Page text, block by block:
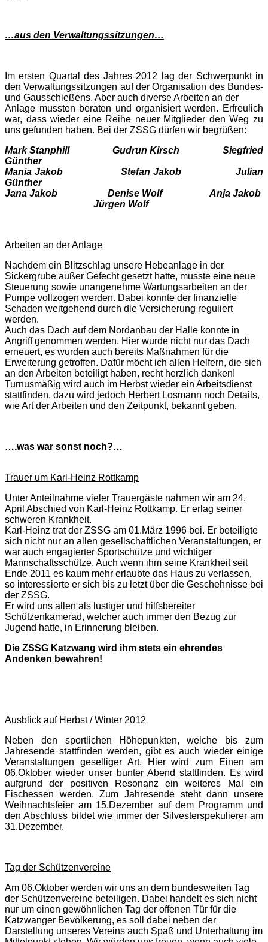
…aus den Verwaltungssitzungen…
Im ersten Quartal des Jahres 2012 lag der Schwerpunkt in
den Verwaltungssitzungen auf der Organisation des Bundes-
und Gausschießens. Aber auch diverse Arbeiten an der
Anlage mussten beraten und organisiert werden. Erfreulich
war, dass wieder eine Reihe neuer Mitglieder den Weg zu
uns gefunden haben. Bei der ZSSG dürfen wir begrüßen:
Mark Stanphill Gudrun Kirsch
Siegfried
Günther
Mania Jakob
Stefan Jakob
Julian
Günther
Jana Jakob
Denise Wolf
Anja Jakob
Jürgen Wolf
Arbeiten an der Anlage
Nachdem ein Blitzschlag unsere Hebeanlage in der
Sickergrube außer Gefecht gesetzt hatte, musste eine neue
Steuerung sowie unangenehme Wartungsarbeiten an der
Pumpe vollzogen werden. Dabei konnte der finanzielle
Schaden weitgehend durch die Versicherung reguliert
werden.
Auch das Dach auf dem Nordanbau der Halle konnte in
Angriff genommen werden. Hier wurde nicht nur das Dach
erneuert, es wurden auch bereits Maßnahmen für die
Erweiterung getroffen. Dafür möcht ich allen Helfern, die sich
an den Arbeiten beteiligt haben, recht herzlich danken!
Turnusmäßig wird auch im Herbst wieder ein Arbeitsdienst
stattfinden, dazu wird jedoch Herbert Losmann noch Details,
wie Art der Arbeiten und den Zeitpunkt, bekannt geben.
….was war sonst noch?…
Trauer um Karl-Heinz Rottkamp
Unter Anteilnahme vieler Trauergäste nahmen wir am 24.
April Abschied von Karl-Heinz Rottkamp. Er erlag seiner
schweren Krankheit.
Karl-Heinz trat der ZSSG am 01.März 1996 bei. Er beteiligte
sich nicht nur an allen gesellschaftlichen Veranstaltungen, er
war auch engagierter Sportschütze und wichtiger
Mannschaftsschütze. Auch wenn ihm seine Krankheit seit
Ende 2011 es kaum mehr erlaubte das Haus zu verlassen,
so interessierte er sich bis zu letzt über die Geschehnisse bei
der ZSSG.
Er wird uns allen als lustiger und hilfsbereiter
Schützenkamerad, welcher auch immer den Bezug zur
Jugend hatte, in Erinnerung bleiben.
Die ZSSG Katzwang wird ihm stets ein ehrendes
Andenken bewahren!
Ausblick auf Herbst / Winter 2012
Neben den sportlichen Höhepunkten, welche bis zum
Jahresende stattfinden werden, gibt es auch wieder einige
Veranstaltungen geselliger Art. Hier wird zum Einen am
06.Oktober wieder unser bunter Abend stattfinden. Es wird
aufgrund der positiven Resonanz ein weiteres Mal ein
Fischessen werden. Zum Jahresende steht dann unsere
Weihnachtsfeier am 15.Dezember auf dem Programm und
den Abschluss bildet wie immer der Silvesterspekulierer am
31.Dezember.
Tag der Schützenvereine
Am 06.Oktober werden wir uns an dem bundesweiten Tag
der Schützenvereine beteiligen. Dabei handelt es sich nicht
nur um einen gewöhnlichen Tag der offenen Tür für die
Katzwanger Bevölkerung, es soll dabei neben der
Darstellung unseres Vereins auch Spaß und Unterhaltung im